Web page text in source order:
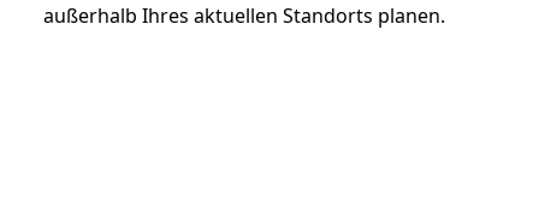
außerhalb Ihres aktuellen Standorts planen.